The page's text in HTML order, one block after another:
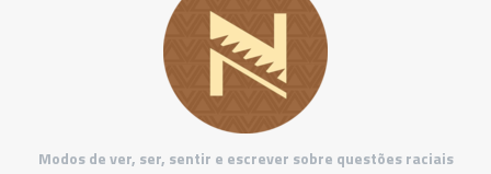
Modos de ver, ser, sentir e escrever sobre questões raciais